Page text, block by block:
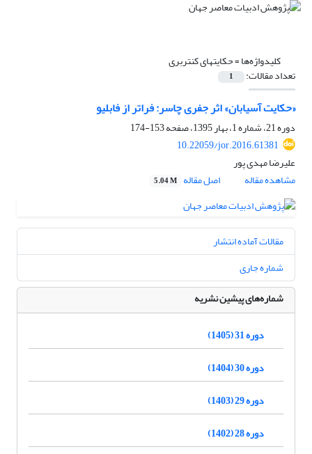
کلیدواژه‌ها =حکایتهای کنتربری
تعداد مقالات: 1
«حکایت آسیابان» اثر جفری چاسر: فراتر از فابلیو
دوره 21، شماره 1، بهار 1395، صفحه
153-174
10.22059/jor.2016.61381
علیرضا مهدی پور
مشاهده مقاله
اصل مقاله 5.04 M
مقالات آماده انتشار
شماره جاری
شماره‌های پیشین نشریه
دوره 31 (1405)
دوره 30 (1404)
دوره 29 (1403)
دوره 28 (1402)